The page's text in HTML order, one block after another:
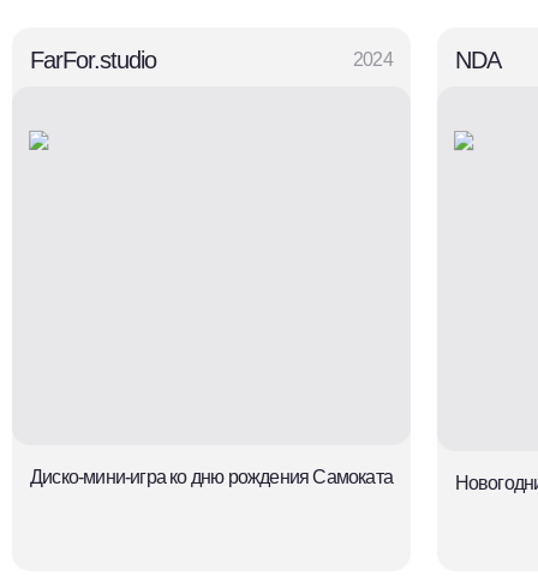
FarFor.studio 2024
Диско-мини‑игра ко дню рождения Самоката
NDA